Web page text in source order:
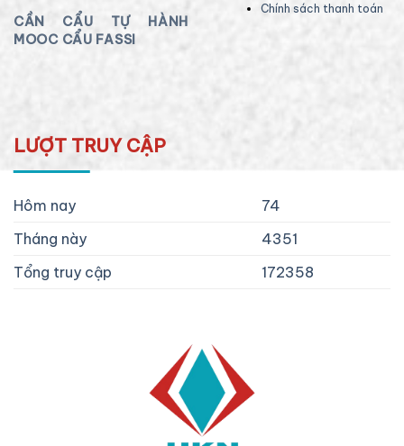
CẦN CẨU TỰ HÀNH
MOOC CẨU FASSI
Chính sách thanh toán
LƯỢT TRUY CẬP
Hôm nay
74
Tháng này
4351
Tổng truy cập
172358